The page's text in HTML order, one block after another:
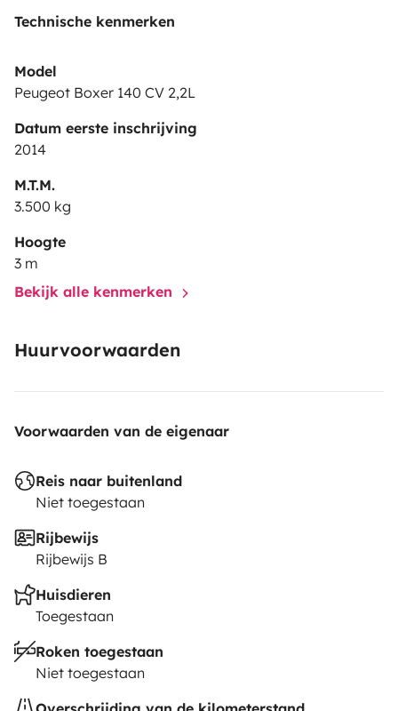
Technische kenmerken
Model
Peugeot Boxer 140 CV 2,2L
Datum eerste inschrijving
2014
M.T.M.
3.500 kg
Hoogte
3 m
Bekijk alle kenmerken
Huurvoorwaarden
Voorwaarden van de eigenaar
Reis naar buitenland
Niet toegestaan
Rijbewijs
Rijbewijs B
Huisdieren
Toegestaan
Roken toegestaan
Niet toegestaan